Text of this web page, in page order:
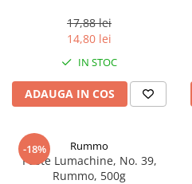
17,88 lei
14,80 lei
IN STOC
ADAUGA IN COS
-18% Rummo
Paste Lumachine, No. 39,
Rummo, 500g